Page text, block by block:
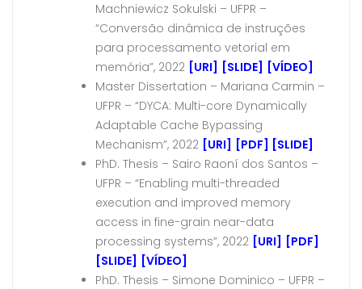
Machniewicz Sokulski – UFPR –
“Conversão dinâmica de instruções
para processamento vetorial em
memória”, 2022 [URI] [SLIDE] [VÍDEO]
Master Dissertation – Mariana Carmin –
UFPR – “DYCA: Multi-core Dynamically
Adaptable Cache Bypassing
Mechanism”, 2022 [URI] [PDF] [SLIDE]
PhD. Thesis – Sairo Raoní dos Santos –
UFPR – “Enabling multi-threaded
execution and improved memory
access in fine-grain near-data
processing systems”, 2022 [URI] [PDF]
[SLIDE] [VÍDEO]
PhD. Thesis – Simone Dominico – UFPR –